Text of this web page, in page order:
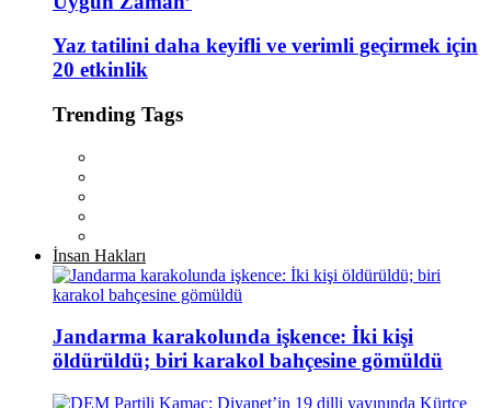
Yaz tatilini daha keyifli ve verimli geçirmek için
20 etkinlik
Trending Tags
İnsan Hakları
Jandarma karakolunda işkence: İki kişi
öldürüldü; biri karakol bahçesine gömüldü